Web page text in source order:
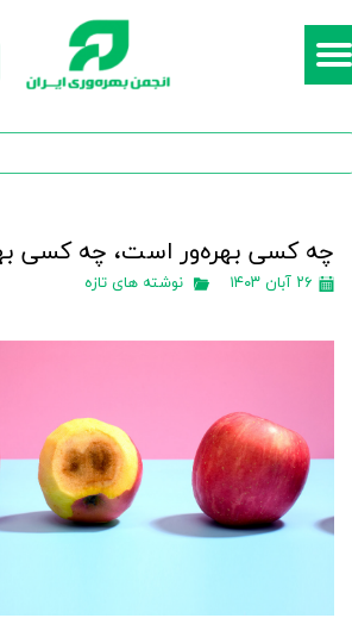
حساب کاربری من
چه کسی بهره‌ور است، چه کسی
۲۶ آبان ۱۴۰۳ نوشته های تازه